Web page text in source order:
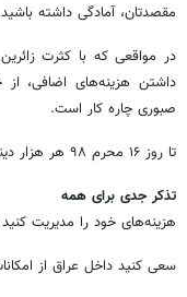
مقصدتان، آمادگی داشته
در مواقعی که با کثرت
داشتن هزینه‌های اضافی،
صبوری چاره کار است.
تا روز ۱۶ محرم ۹۸ هر هزار دینار ۱۰ هزار تومان داد وستد میشد.
تذکر جدی برای همه
هزینه‌های خود را مدیریت
سعی کنید داخل عراق از